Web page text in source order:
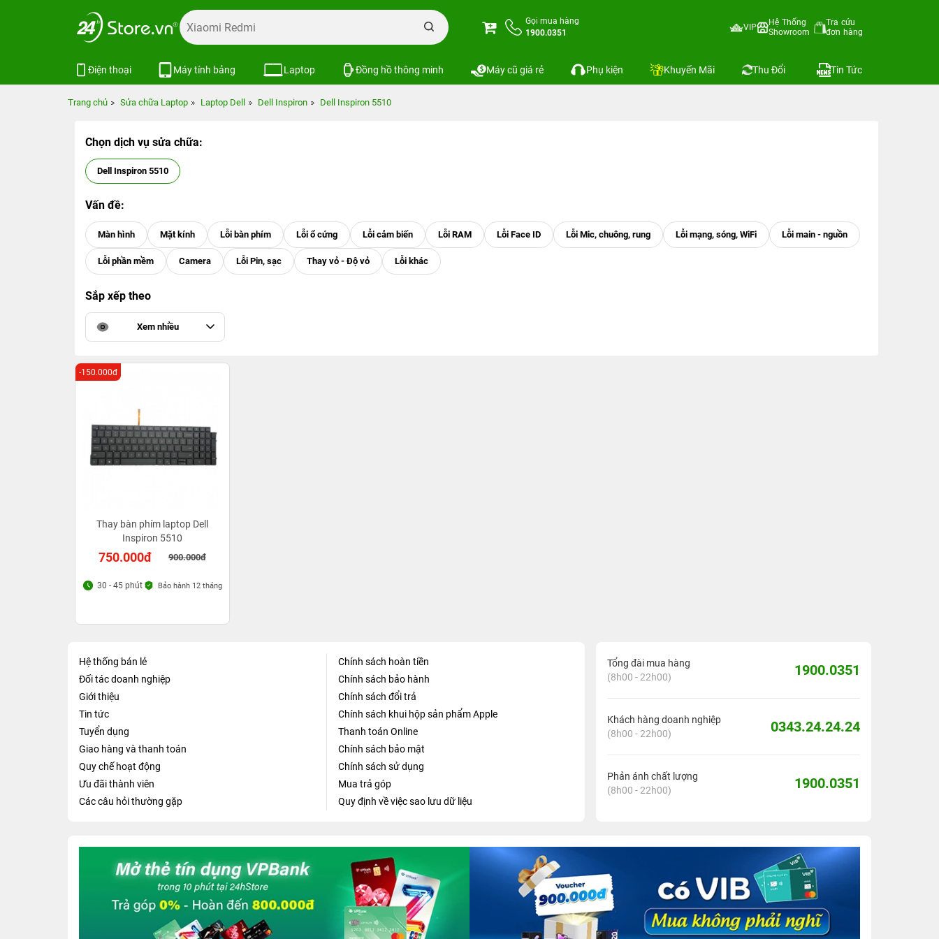
Gọi mua hàng
1900.0351
VIP
Hệ Thống
Showroom
Tra cứu
đơn hàng
Điện thoại Máy tính bảng Laptop Đồng hồ thông minh Máy cũ giá rẻ Phụ kiện Khuyến Mãi Thu Đổi Tin Tức
Trang chủ Sửa chữa Laptop Laptop Dell Dell Inspiron Dell Inspiron 5510
Chọn dịch vụ sửa chữa:
Dell Inspiron 5510
Vấn đề:
Sắp xếp theo
Xem nhiều
Thay bàn phím laptop Dell
Inspiron 5510
750.000đ 900.000đ
-150.000đ
30 - 45 phút Bảo hành 12 tháng
Hệ thống bán lẻ
Đối tác doanh nghiệp
Giới thiệu
Tin tức
Tuyển dụng
Giao hàng và thanh toán
Quy chế hoạt động
Ưu đãi thành viên
Các câu hỏi thường gặp
Chính sách hoàn tiền
Chính sách bảo hành
Chính sách đổi trả
Chính sách khui hộp sản phẩm Apple
Thanh toán Online
Chính sách bảo mật
Chính sách sử dụng
Mua trả góp
Quy định về việc sao lưu dữ liệu
Tổng đài mua hàng
(8h00 - 22h00)
1900.0351
Khách hàng doanh nghiệp
(8h00 - 22h00)
0343.24.24.24
Phản ánh chất lượng
(8h00 - 22h00)
1900.0351